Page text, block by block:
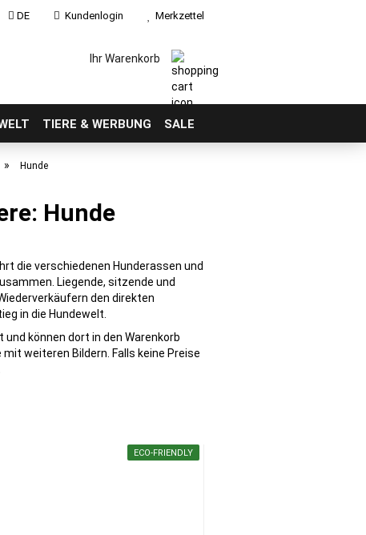
DE Kundenlogin Merkzettel
Ihr Warenkorb
TIERE & WERBUNG SALE
» Hunde
Hunde
die verschiedenen Hunderassen und
Liegende, sitzende und
den direkten
in die Hundewelt.
können dort in den Warenkorb
weiteren Bildern. Falls keine Preise
ECO-FRIENDLY